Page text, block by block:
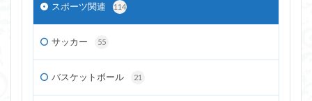
スポーツ関連 114
サッカー 55
バスケットボール 21